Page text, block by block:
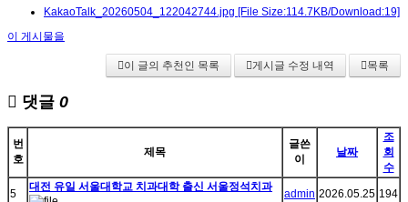
KakaoTalk_20260504_122042744.jpg [File Size:114.7KB/Download:19]
이 게시물을
이 글의 추천인 목록 게시글 수정 내역 목록
댓글 0
번
호
제목
글쓴
이
날짜
조
회
수
5
대전 유일 서울대학교 치과대학 출신 서울정석치과
admin 2026.05.25 194